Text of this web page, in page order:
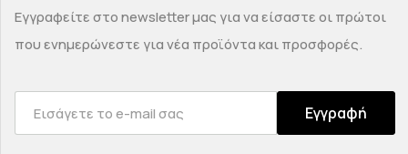
Εγγραφείτε στο newsletter μας για να είσαστε οι πρώτοι
που ενημερώνεστε για νέα προϊόντα και προσφορές.
Εγγραφή